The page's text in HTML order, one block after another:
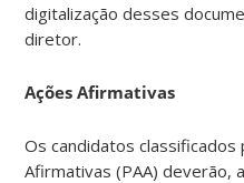
digitalização desses
diretor.
Ações Afirmativas
Os candidatos classificados
Afirmativas (PAA) deverão,